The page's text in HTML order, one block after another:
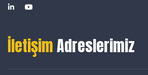
İletişimAdreslerimiz